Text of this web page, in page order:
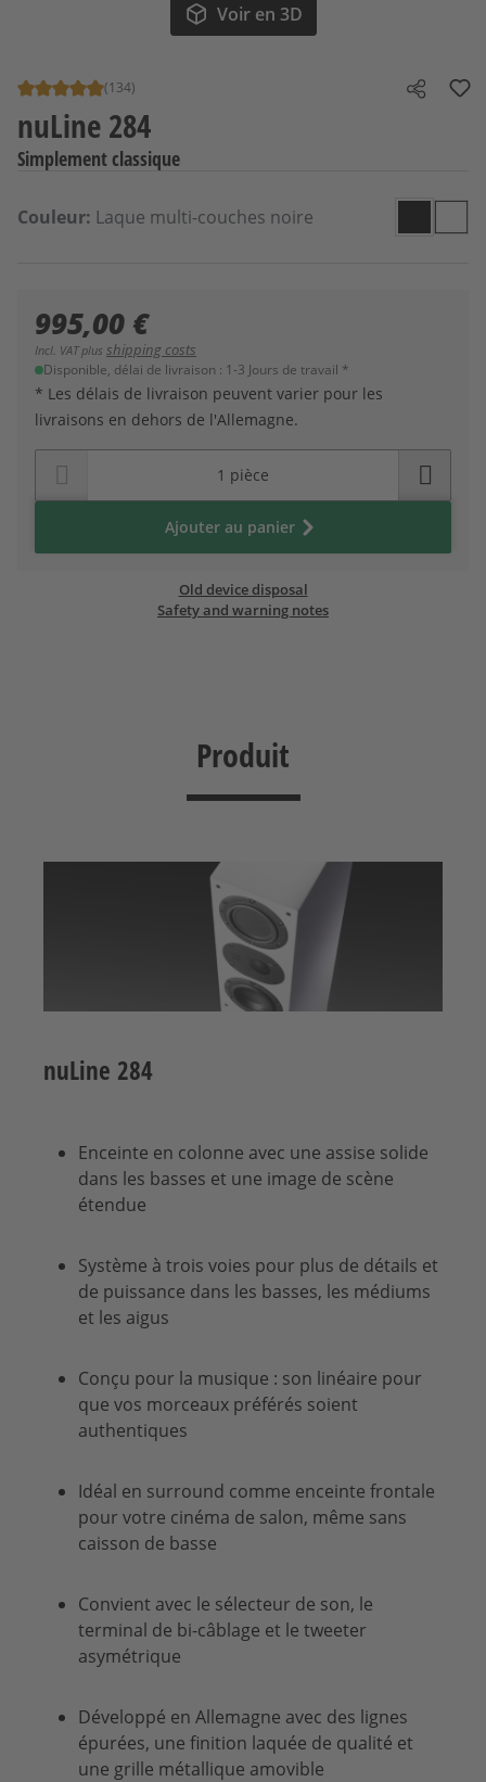
Voir en 3D
Note moyenne de 4.78 sur 5 étoiles
(134) Share
nuLine 284
Simplement classique
SélectionnezCouleur
Couleur: Laque multi-couches noire
Laque
995,00 €
Incl. VAT plus shipping costs
Disponible, délai de livraison : 1-3 Jours de travail *
* Les délais de livraison peuvent varier pour les
livraisons en dehors de l'Allemagne.
Ajouter au panier
Old device disposal
Safety and warning notes
Produit
nuLine 284
Enceinte en colonne avec une assise solide
dans les basses et une image de scène
étendue
Système à trois voies pour plus de détails et
de puissance dans les basses, les médiums
et les aigus
Conçu pour la musique : son linéaire pour
que vos morceaux préférés soient
authentiques
Idéal en surround comme enceinte frontale
pour votre cinéma de salon, même sans
caisson de basse
Convient avec le sélecteur de son, le
terminal de bi-câblage et le tweeter
asymétrique
Développé en Allemagne avec des lignes
épurées, une finition laquée de qualité et
une grille métallique amovible